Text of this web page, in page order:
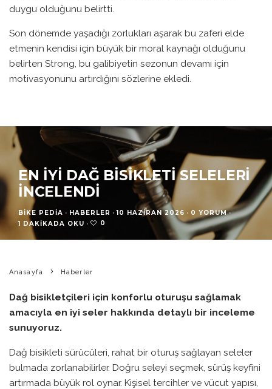
duygu olduğunu belirtti.
Son dönemde yaşadığı zorlukları aşarak bu zaferi elde
etmenin kendisi için büyük bir moral kaynağı olduğunu
belirten Strong, bu galibiyetin sezonun devamı için
motivasyonunu artırdığını sözlerine ekledi.
EN İYI DAĞ BISIKLETI SELELERI
İNCELENDI
BIKE PEDIA · HABERLER · 10 HAZIRAN 2026 · 0 YORUM ·
1 DAKIKADA OKU · 0
Anasayfa Haberler
Dağ bisikletçileri için konforlu oturuşu sağlamak
amacıyla en iyi seler hakkında detaylı bir inceleme
sunuyoruz.
Dağ bisikleti sürücüleri, rahat bir oturuş sağlayan seleler
bulmada zorlanabilirler. Doğru seleyi seçmek, sürüş keyfini
artırmada büyük rol oynar. Kişisel tercihler ve vücut yapısı,